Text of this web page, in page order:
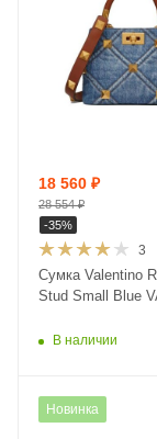
3
Сумка Valentino
Stud Small Blue
В наличии
18 560 ₽
28 554₽
-35%
Новинка